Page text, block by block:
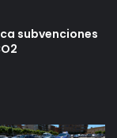
subvenciones